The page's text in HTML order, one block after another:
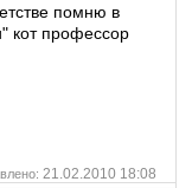
помню в
кот профессор
21.02.2010 18:08